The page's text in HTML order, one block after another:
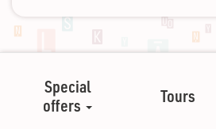
Special
offers
Tours